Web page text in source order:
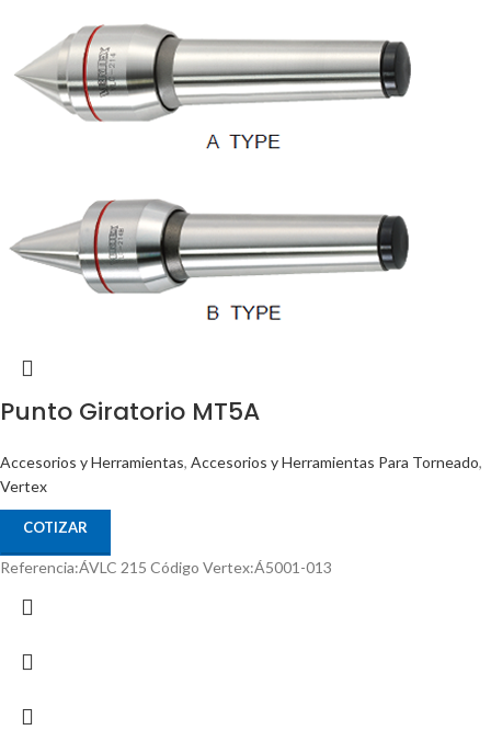
Punto Giratorio MT5A
Accesorios y Herramientas, Accesorios y Herramientas Para Torneado,
Vertex
COTIZAR
Referencia:ÁVLC 215 Código Vertex:Á5001-013